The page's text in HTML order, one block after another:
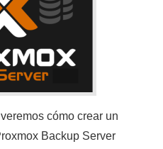
cómo crear un
Backup Server